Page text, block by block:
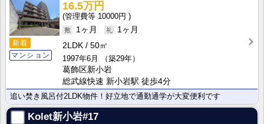
新着
マンション
16.5万円
10000円
1ヶ月
1ヶ月
2LDK
50㎡
1997年6月
（築29年）
葛飾区新小岩
総武線快速 新小岩駅 徒歩4分
追い焚き風呂付2LDK物件！好立地で通勤通学が大変便利です
Kolet新小岩#17